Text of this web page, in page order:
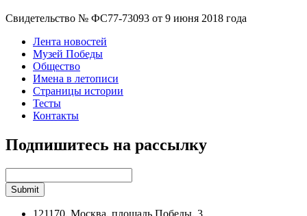
Свидетельство № ФС77-73093 от 9 июня 2018 года
Лента новостей
Музей Победы
Общество
Имена в летописи
Страницы истории
Тесты
Контакты
Подпишитесь на рассылку
121170, Москва, площадь Победы, 3